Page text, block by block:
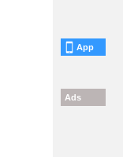
App
Ads